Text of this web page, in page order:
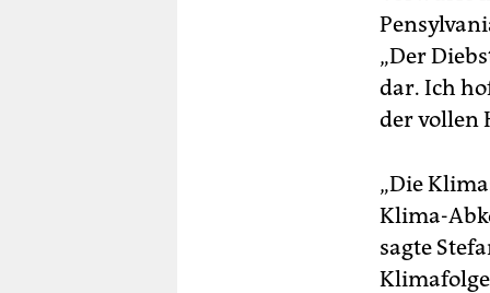
„Der
dar. Ich
der vollen
„Die
Klima-
sagte